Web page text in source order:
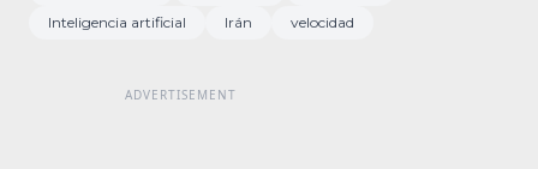
Inteligencia artificial Irán velocidad